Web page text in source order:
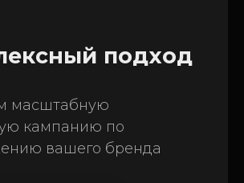
подход
масштабную
кампанию по
вашего бренда